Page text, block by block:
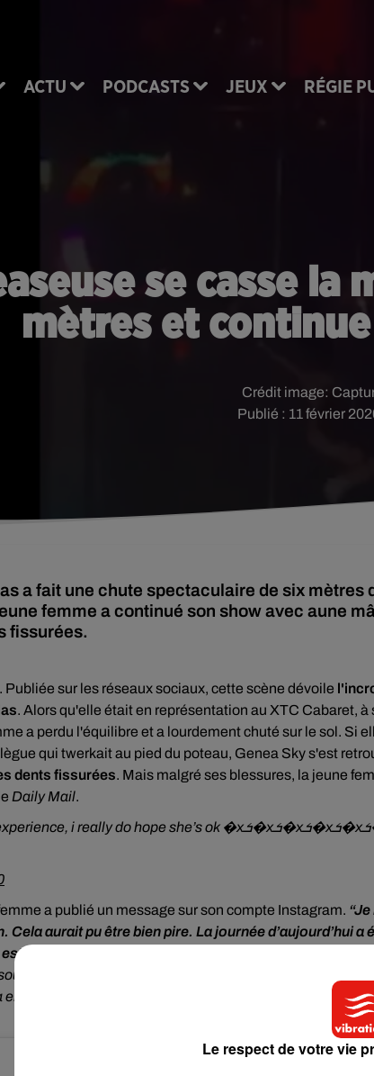
ACTU PODCASTS JEUX RÉGIE
se casse la
mètres et
Publié : 11 février
Crédit image:
a fait une chute spectaculaire de six mètres
femme a continué son show avec aune
fissurées.
Publiée sur les réseaux sociaux, cette scène dévoile
. Alors qu'elle était en représentation au XTC Cabaret, à
a perdu l'équilibre et a lourdement chuté sur le sol. Si
qui twerkait au pied du poteau, Genea Sky s'est
dents fissurées. Mais malgré ses blessures, la jeune
Daily Mail.
a publié un message sur son compte Instagram.
Cela aurait pu être bien pire. La journée d’aujourd’hui
actuellement fermée par des fils
que vous m’avez apporté. Je vous suis plus que
ce chemin vers la guérison pour pouvoir
Le respect de votre vie